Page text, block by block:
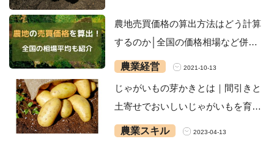
農地売買価格の算出方法はどう計算
するのか│全国の価格相場など併せ
てを解説！
農業経営 2021-10-13
じゃがいもの芽かきとは｜間引きと
土寄せでおいしいじゃがいもを育て
よう
農業スキル 2023-04-13